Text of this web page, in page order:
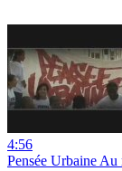
4:56
Pensée Urbaine